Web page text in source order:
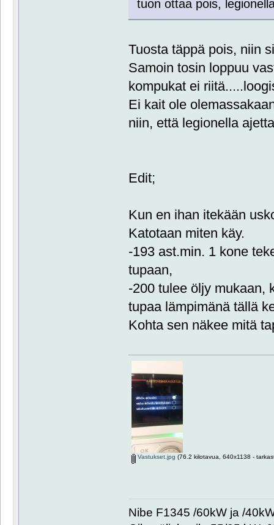
tuon ottaa pois,
Tuosta täppä pois, niin
Samoin tosin loppuu
kompukat ei
Ei kait ole
niin, että legionella
Edit;
Kun en ihan itekään
Katotaan miten käy.
-193 ast.min. 1 kone
tupaan,
-200 tulee öljy mukaan,
tupaa lämpimänä tällä
Kohta sen näkee mitä
Vastukset.jpg (76.2 kilotavua, 640x1138 -
Nibe F1345 /60kW ja /